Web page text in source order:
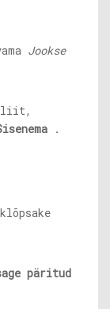
Jookse
.
päritud